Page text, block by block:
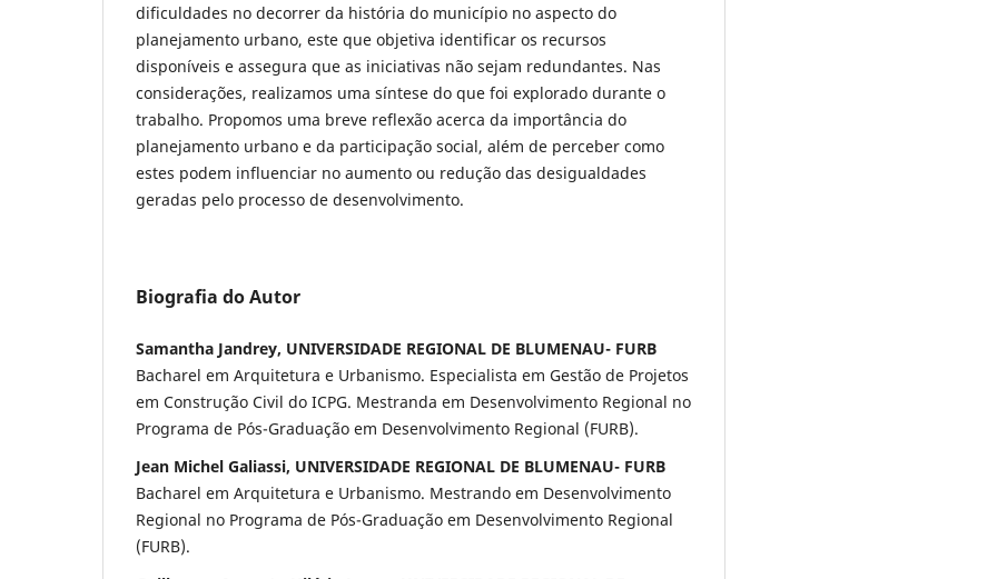
dificuldades no decorrer da história do município no aspecto do
planejamento urbano, este que objetiva identificar os recursos
disponíveis e assegura que as iniciativas não sejam redundantes. Nas
considerações, realizamos uma síntese do que foi explorado durante o
trabalho. Propomos uma breve reflexão acerca da importância do
planejamento urbano e da participação social, além de perceber como
estes podem influenciar no aumento ou redução das desigualdades
geradas pelo processo de desenvolvimento.
Biografia do Autor
Samantha Jandrey, UNIVERSIDADE REGIONAL DE BLUMENAU- FURB
Bacharel em Arquitetura e Urbanismo. Especialista em Gestão de Projetos
em Construção Civil do ICPG. Mestranda em Desenvolvimento Regional no
Programa de Pós-Graduação em Desenvolvimento Regional (FURB).
Jean Michel Galiassi, UNIVERSIDADE REGIONAL DE BLUMENAU- FURB
Bacharel em Arquitetura e Urbanismo. Mestrando em Desenvolvimento
Regional no Programa de Pós-Graduação em Desenvolvimento Regional
(FURB).